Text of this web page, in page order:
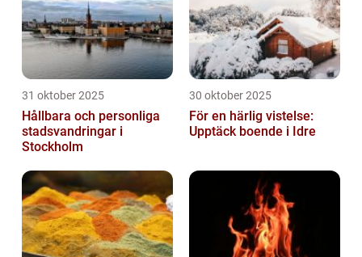
31 oktober 2025
Hållbara och personliga
stadsvandringar i
Stockholm
30 oktober 2025
För en härlig vistelse:
Upptäck boende i Idre